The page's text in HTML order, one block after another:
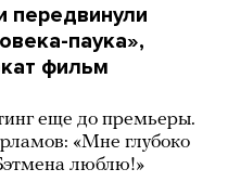
передвинули
паука»,
фильм
еще до премьеры.
«Мне глубоко
люблю!»